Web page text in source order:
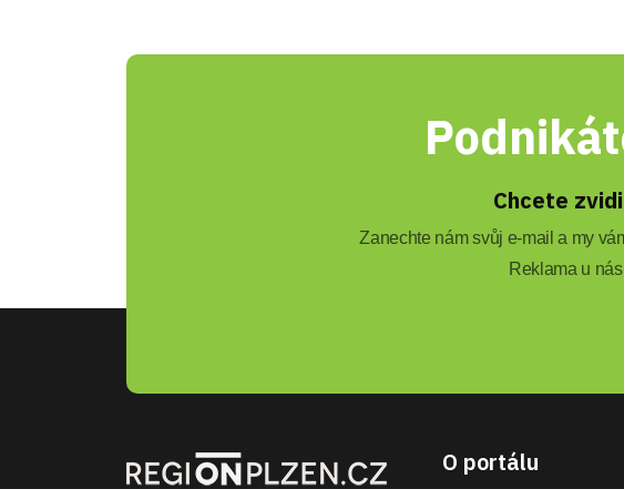
Chcete
Zanechte nám svůj e-mail a my
Reklama u
O portálu